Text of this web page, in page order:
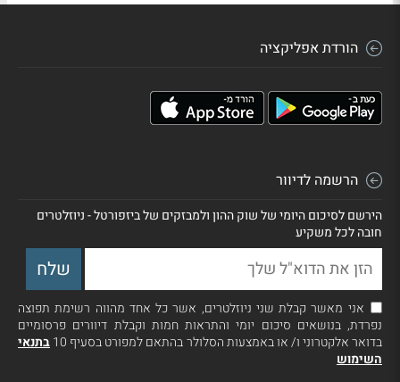
הורדת אפליקציה
הרשמה לדיוור
הירשם לסיכום היומי של שוק ההון ולמבזקים של ביזפורטל - ניוזלטרים
חובה לכל משקיע
אני מאשר קבלת שני ניוזלטרים, אשר כל אחד מהווה רשימת תפוצה
נפרדת, בנושאים סיכום יומי והתראות חמות וקבלת דיוורים פרסומיים
בדואר אלקטרוני ו/ או באמצעות הסלולר בהתאם למפורט בסעיף 10
בתנאי
השימוש